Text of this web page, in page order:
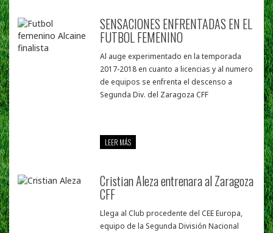
SENSACIONES ENFRENTADAS EN EL
FUTBOL FEMENINO
Al auge experimentado en la temporada
2017-2018 en cuanto a licencias y al numero
de equipos se enfrenta el descenso a
Segunda Div. del Zaragoza CFF
LEER MÁS
Cristian Aleza entrenara al Zaragoza
CFF
Llega al Club procedente del CEE Europa,
equipo de la Segunda División Nacional